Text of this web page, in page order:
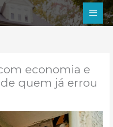
economia e
quem já errou